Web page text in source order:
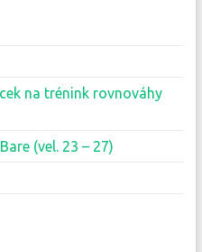
na trénink rovnováhy
(vel. 23 – 27)